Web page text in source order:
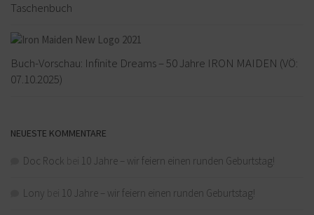
Taschenbuch
Buch-Vorschau: Infinite Dreams – 50 Jahre IRON MAIDEN (VÖ:
07.10.2025)
NEUESTE KOMMENTARE
Doc Rock 10 Jahre – wir feiern einen runden Geburtstag!
Lony 10 Jahre – wir feiern einen runden Geburtstag!